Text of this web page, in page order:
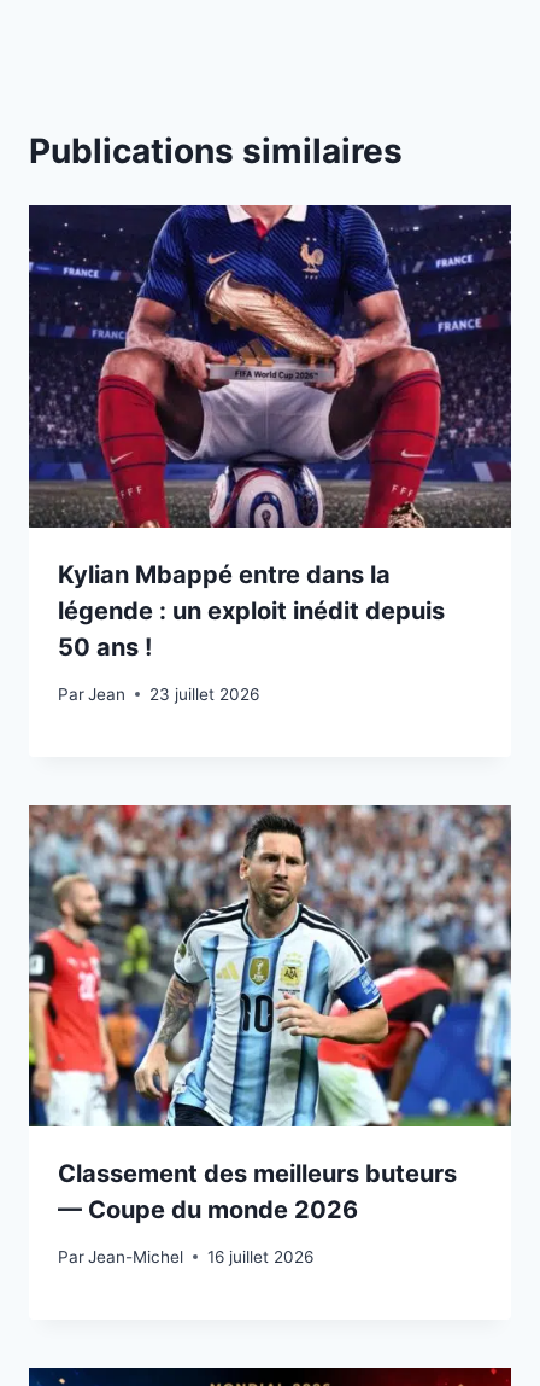
Publications similaires
Kylian Mbappé entre dans la
légende : un exploit inédit depuis
50 ans !
ParJean
23 juillet 202623 juillet 2026
Classement des meilleurs buteurs
— Coupe du monde 2026
ParJean-Michel
15 juillet 2026 16 juillet 2026